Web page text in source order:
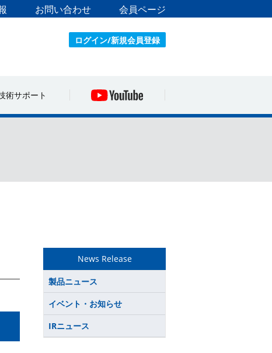
お問い合わせ 会員ページ
ログイン/新規会員登録
術サポート
News Release
製品ニュース
イベント・お知らせ
IRニュース